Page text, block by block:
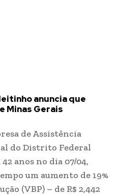
anuncia que
Minas Gerais
de Assistência
do Distrito Federal
anos no dia 07/04,
um aumento de 19%
(VBP) – de R$ 2,442